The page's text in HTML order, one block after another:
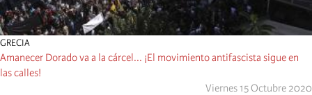
GRECIA
Amanecer Dorado va a la cárcel... ¡El movimiento antifascista sigue en
las calles!
Viernes 15 Octubre 2020